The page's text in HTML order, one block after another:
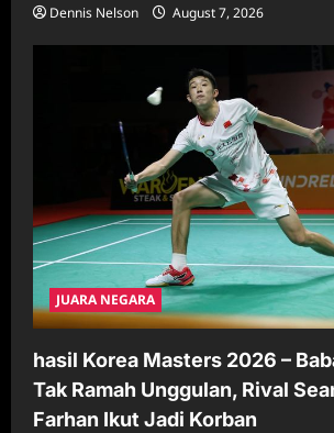
Dennis Nelson August 7, 2026
JUARA NEGARA
hasil Korea Masters 2026 –
Tak Ramah Unggulan, Rival
Farhan Ikut Jadi Korban